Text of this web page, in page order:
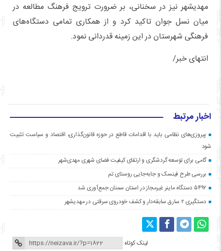
مهدیشهر نیز در سخنانی، بر ضرورت ترویج فرهنگ مطالعه در
میان نسل جوان تاکید کرد و از همکاری تمامی دستگاه‌های
فرهنگی شهرستان در این زمینه قدردانی نمود.
انتهای خبر/
اخبار مرتبط
پیروزی‌های نظامی باید با اقدامات قاطع در حوزه قانون‌گذاری، اقتصاد و سیاست تثبیت
شود
گامی برای توسعه گردشگری و ارتقای کیفیت فضای شهری مهدی‌شهر
بررسی طرح فینسک و جابه‌جایی روستای تم
۵۴۹۲ دستگاه ماینر غیرمجاز در استان سمنان جمع‌آوری شد
دستگیری ۲ سارق سابقه‌دار و کشف خودروی سرقتی در مهدیشهر
لینک کوتاه